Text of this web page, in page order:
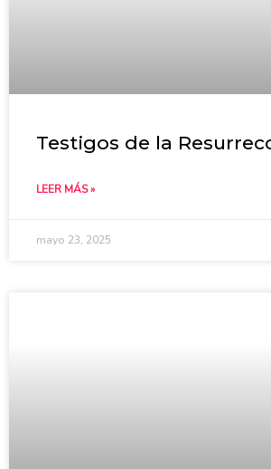
Testigos de la
LEER MÁS »
mayo 23, 2025